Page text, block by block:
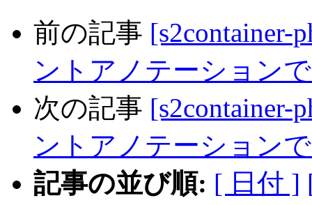
前の記事 [s2container-
ントアノテーション
次の記事 [s2container-
ントアノテーション
記事の並び順: [ 日付 ]